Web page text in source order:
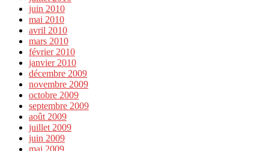
juin 2010
mai 2010
avril 2010
mars 2010
février 2010
janvier 2010
décembre 2009
novembre 2009
octobre 2009
septembre 2009
août 2009
juillet 2009
juin 2009